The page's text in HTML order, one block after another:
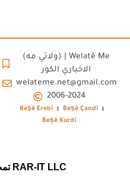
(ولاتي مه) | Welatê Me
الاخباري الكور
welateme.net@gmail.com
2006-2024
Beşê Erebî
Beşê Çandî
Beșê Kurdî
تمت البرمجة بواسطة RAR-IT LLC